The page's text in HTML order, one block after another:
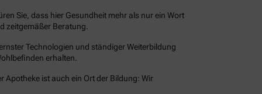
Sie, dass hier Gesundheit mehr als nur ein Wort
zeitgemäßer Beratung.
Technologien und ständiger Weiterbildung
erhalten.
Apotheke ist auch ein Ort der Bildung: Wir